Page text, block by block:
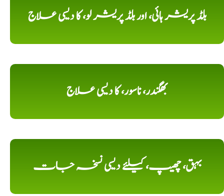
بلڈ پریشر ہائی، اور بلڈ پریشر لو، کا دیسی علاج
بھگندر، ناسور، کا دیسی علاج
بہق، چھیپ، کیلئے دیسی نسخہ جات